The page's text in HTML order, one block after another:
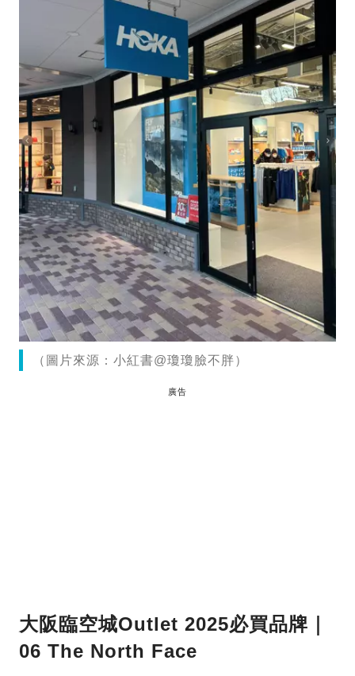
（圖片來源：小紅書@瓊瓊臉不胖）
廣告
大阪臨空城Outlet 2025必買品牌｜
06 The North Face